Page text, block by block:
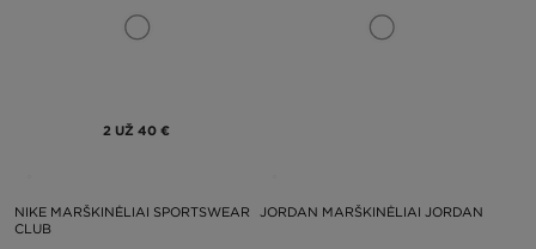
2 UŽ 40 €
NIKE MARŠKINĖLIAI SPORTSWEAR
CLUB
JORDAN MARŠKINĖLIAI JORDAN